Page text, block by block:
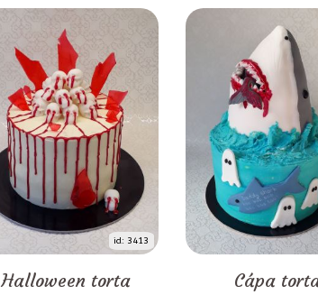
id: 3413
Halloween torta Cápa